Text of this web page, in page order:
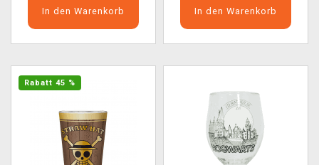
In den Warenkorb In den Warenkorb
Rabatt 45 %